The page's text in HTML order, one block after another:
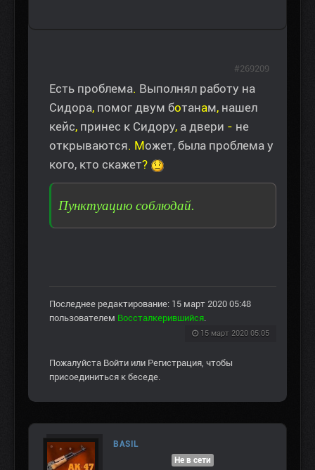
Есть проблема. Выполнял работу на
Сидора, помог двум ботанам, нашел
кейс, принес к Сидору, а двери - не
открываются. Может, была проблема у
кого, кто скажет?
Пунктуацию соблюдай.
Последнее редактирование: 15 март 2020 05:48
пользователем Воссталкерившийся.
15 март 2020 05:05
#269209
Пожалуйста Войти или Регистрация, чтобы
присоединиться к беседе.
BASIL
Не в сети